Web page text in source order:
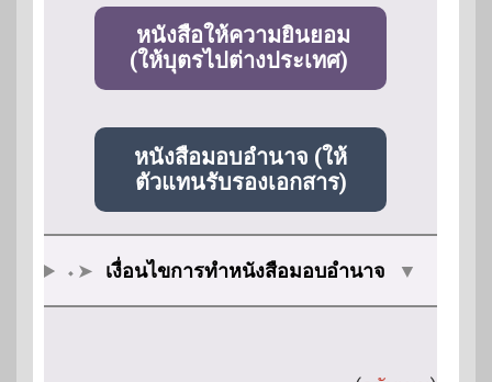
หนังสือให้ความยินยอม
(ให้บุตรไปต่างประเทศ)
หนังสือมอบอำนาจ (ให้
ตัวแทนรับรองเอกสาร)
⬩➤ เงื่อนไขการทำหนังสือมอบอำนาจ ▼